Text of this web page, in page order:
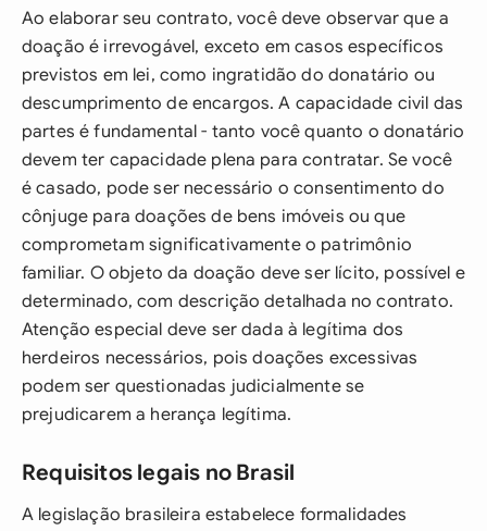
Ao elaborar seu contrato, você deve observar que a
doação é irrevogável, exceto em casos específicos
previstos em lei, como ingratidão do donatário ou
descumprimento de encargos. A capacidade civil das
partes é fundamental - tanto você quanto o donatário
devem ter capacidade plena para contratar. Se você
é casado, pode ser necessário o consentimento do
cônjuge para doações de bens imóveis ou que
comprometam significativamente o patrimônio
familiar. O objeto da doação deve ser lícito, possível e
determinado, com descrição detalhada no contrato.
Atenção especial deve ser dada à legítima dos
herdeiros necessários, pois doações excessivas
podem ser questionadas judicialmente se
prejudicarem a herança legítima.
Requisitos legais no Brasil
A legislação brasileira estabelece formalidades